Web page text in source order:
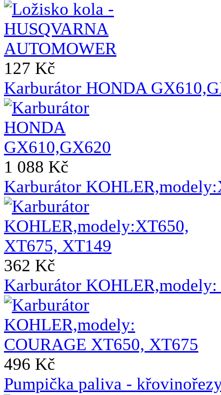
127 Kč
Karburátor HONDA
1 088 Kč
Karburátor
362 Kč
Karburátor
496 Kč
Pumpička paliva -